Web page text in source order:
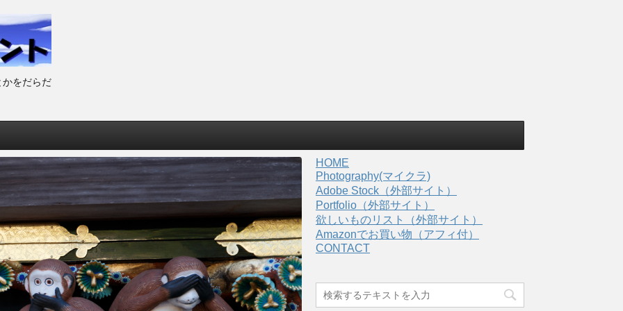
をだらだ
HOME
Photography(マイクラ)
Adobe Stock（外部サイト）
Portfolio（外部サイト）
欲しいものリスト（外部サイト）
Amazonでお買い物（アフィ付）
CONTACT